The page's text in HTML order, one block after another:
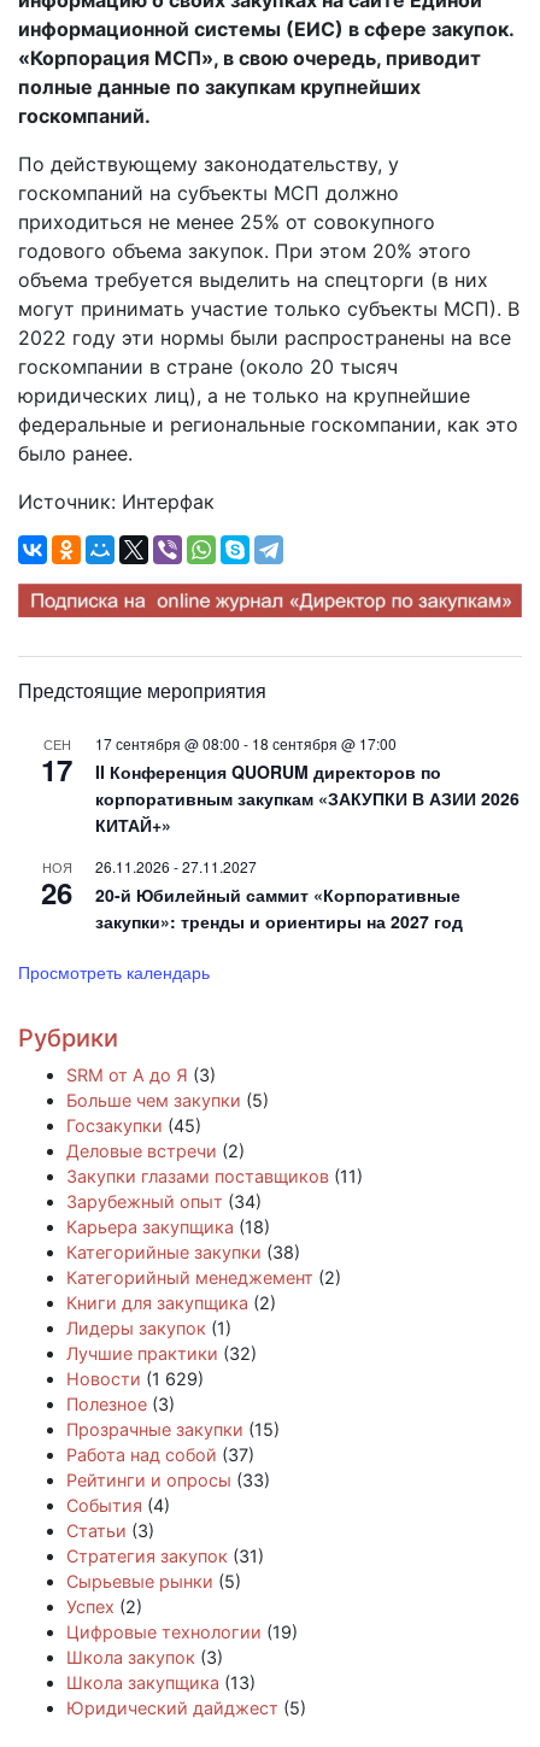
информационной системы (ЕИС) в сфере закупок.
«Корпорация МСП», в свою очередь, приводит
полные данные по закупкам крупнейших
госкомпаний.
По действующему законодательству, у
госкомпаний на субъекты МСП должно
приходиться не менее 25% от совокупного
годового объема закупок. При этом 20% этого
объема требуется выделить на спецторги (в них
могут принимать участие только субъекты МСП). В
2022 году эти нормы были распространены на все
госкомпании в стране (около 20 тысяч
юридических лиц), а не только на крупнейшие
федеральные и региональные госкомпании, как это
было ранее.
Источник: Интерфак
Предстоящие мероприятия
СЕН
17
17 сентября @ 08:00 - 18 сентября @ 17:00
II Конференция QUORUM директоров по
корпоративным закупкам «ЗАКУПКИ В АЗИИ 2026
КИТАЙ+»
НОЯ
26
26.11.2026 -27.11.2027
20-й Юбилейный саммит «Корпоративные
закупки»: тренды и ориентиры на 2027 год
Просмотреть календарь
Рубрики
SRM от А до Я (3)
Больше чем закупки (5)
Госзакупки (45)
Деловые встречи (2)
Закупки глазами поставщиков (11)
Зарубежный опыт (34)
Карьера закупщика (18)
Категорийные закупки (38)
Категорийный менеджемент (2)
Книги для закупщика (2)
Лидеры закупок (1)
Лучшие практики (32)
Новости (1 629)
Полезное (3)
Прозрачные закупки (15)
Работа над собой (37)
Рейтинги и опросы (33)
События (4)
Статьи (3)
Стратегия закупок (31)
Сырьевые рынки (5)
Успех (2)
Цифровые технологии (19)
Школа закупок (3)
Школа закупщика (13)
Юридический дайджест (5)